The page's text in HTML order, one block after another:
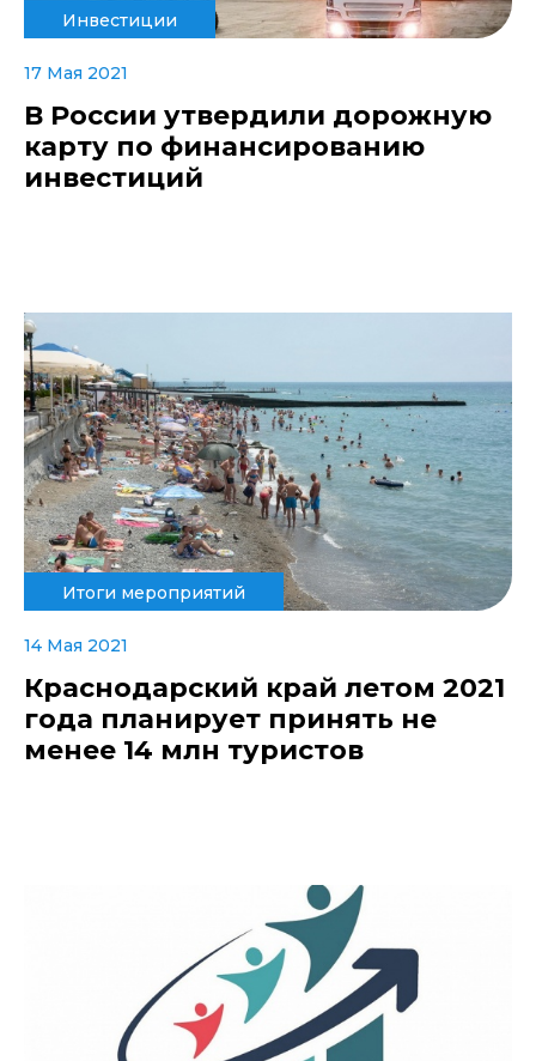
Инвестиции
17 Мая 2021
В России утвердили дорожную
карту по финансированию
инвестиций
Итоги мероприятий
14 Мая 2021
Краснодарский край летом 2021
года планирует принять не
менее 14 млн туристов